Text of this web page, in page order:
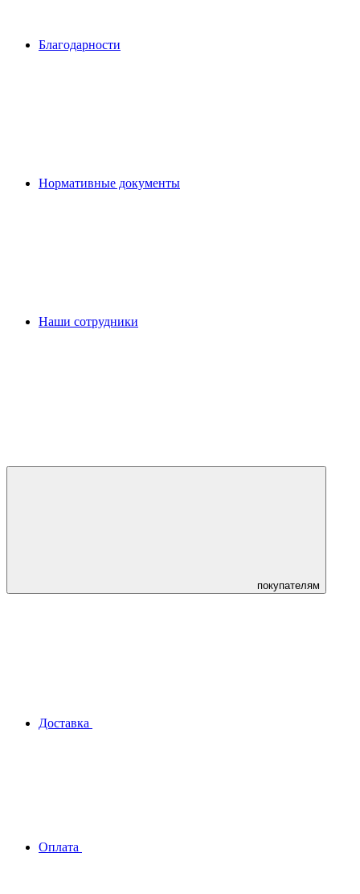
Благодарности
Нормативные документы
Наши сотрудники
покупателям
Доставка
Оплата